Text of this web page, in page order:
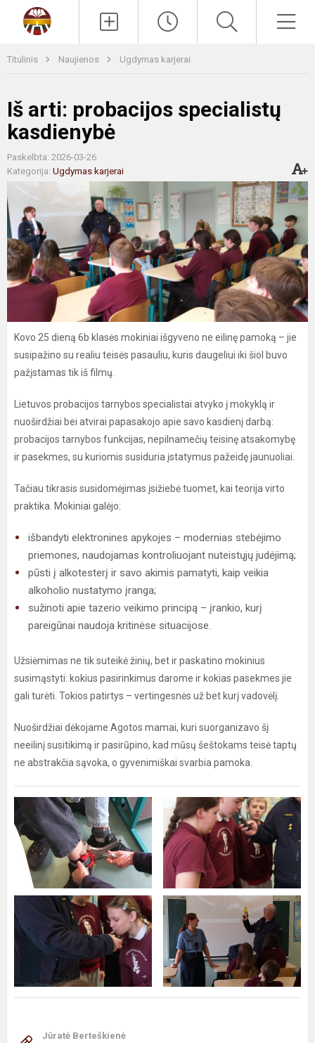
Titulinis Naujienos Ugdymas karjerai
Iš arti: probacijos specialistų
kasdienybė
Paskelbta: 2026-03-26
Kategorija: Ugdymas karjerai
Kovo 25 dieną 6b klasės mokiniai išgyveno ne eilinę pamoką – jie
susipažino su realiu teisės pasauliu, kuris daugeliui iki šiol buvo
pažįstamas tik iš filmų.
Lietuvos probacijos tarnybos specialistai atvyko į mokyklą ir
nuoširdžiai bei atvirai papasakojo apie savo kasdienį darbą:
probacijos tarnybos funkcijas, nepilnamečių teisinę atsakomybę
ir pasekmes, su kuriomis susiduria įstatymus pažeidę jaunuoliai.
Tačiau tikrasis susidomėjimas įsižiebė tuomet, kai teorija virto
praktika. Mokiniai galėjo:
išbandyti elektronines apykojes – modernias stebėjimo
priemones, naudojamas kontroliuojant nuteistųjų judėjimą;
pūsti į alkotesterį ir savo akimis pamatyti, kaip veikia
alkoholio nustatymo įranga;
sužinoti apie tazerio veikimo principą – įrankio, kurį
pareigūnai naudoja kritinėse situacijose.
Užsiėmimas ne tik suteikė žinių, bet ir paskatino mokinius
susimąstyti: kokius pasirinkimus darome ir kokias pasekmes jie
gali turėti. Tokios patirtys – vertingesnės už bet kurį vadovėlį.
Nuoširdžiai dėkojame Agotos mamai, kuri suorganizavo šį
neeilinį susitikimą ir pasirūpino, kad mūsų šeštokams teisė taptų
ne abstrakčia sąvoka, o gyvenimiškai svarbia pamoka.
Jūratė Berteškienė